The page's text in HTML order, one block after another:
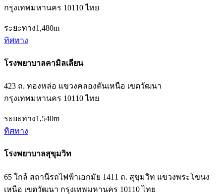
กรุงเทพมหานคร 10110 ไทย
ระยะทาง1,480m
ทิศทาง
โรงพยาบาลคามิลเลียน
423 ถ. ทองหล่อ แขวงคลองตันเหนือ เขตวัฒนา
กรุงเทพมหานคร 10110 ไทย
ระยะทาง1,540m
ทิศทาง
โรงพยาบาลสุขุมวิท
65 ใกล้ สถานีรถไฟฟ้าเอกมัย 1411 ถ. สุขุมวิท แขวงพระโขนง
เหนือ เขตวัฒนา กรุงเทพมหานคร 10110 ไทย